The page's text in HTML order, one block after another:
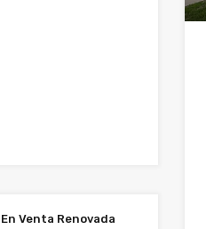
En Venta Renovada